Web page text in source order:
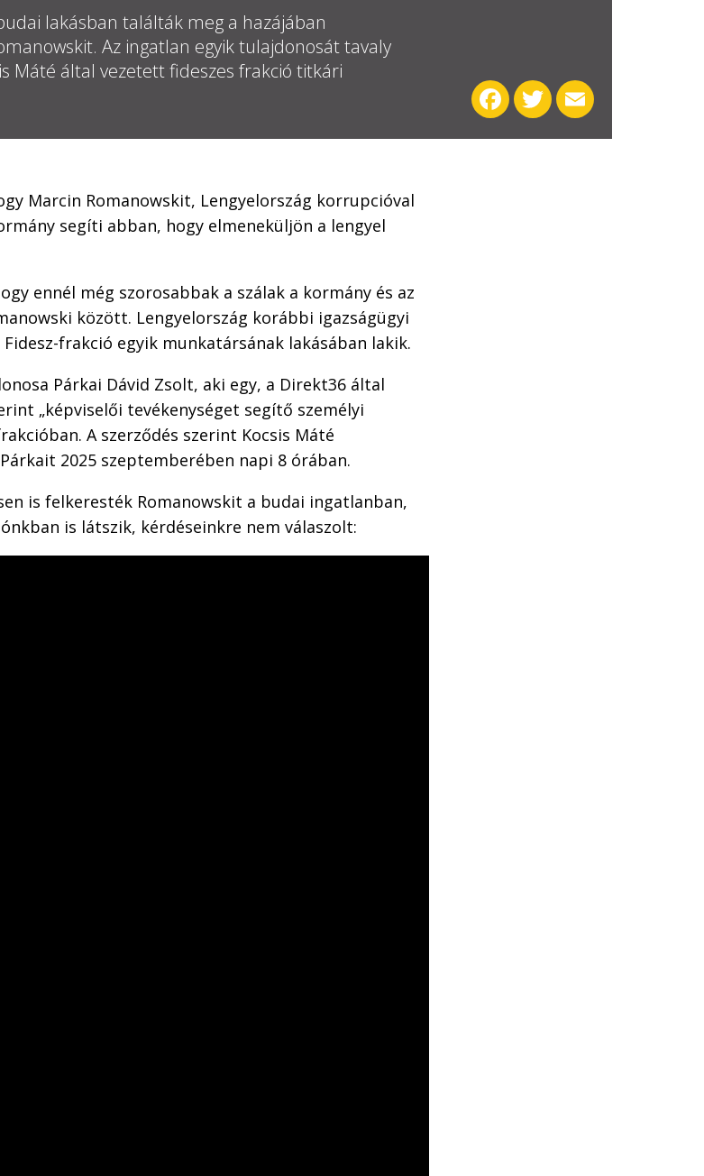
lakásban találták meg a hazájában
Az ingatlan egyik tulajdonosát tavaly
Máté által vezetett fideszes frakció titkári
Facebook
TwitterEmail
Marcin Romanowskit, Lengyelország korrupcióval
segíti abban, hogy elmeneküljön a lengyel
ennél még szorosabbak a szálak a kormány és az
között. Lengyelország korábbi igazságügyi
frakció egyik munkatársának lakásában lakik.
Párkai Dávid Zsolt, aki egy, a Direkt36 által
„képviselői tevékenységet segítő személyi
A szerződés szerint Kocsis Máté
2025 szeptemberében napi 8 órában.
is felkeresték Romanowskit a budai ingatlanban,
is látszik, kérdéseinkre nem válaszolt: